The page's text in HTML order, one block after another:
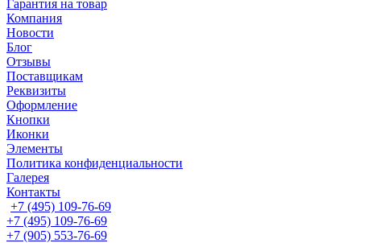
Гарантия на товар
Компания
Новости
Блог
Отзывы
Поставщикам
Реквизиты
Оформление
Кнопки
Иконки
Элементы
Политика конфиденциальности
Галерея
Контакты
+7 (495) 109-76-69
+7 (495) 109-76-69
+7 (905) 553-76-69